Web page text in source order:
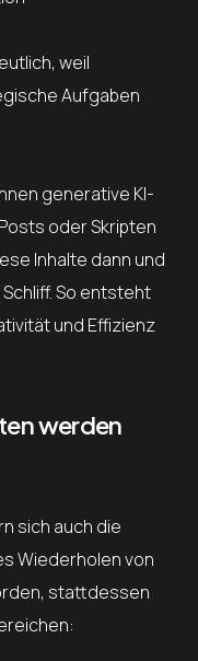
weil
Aufgaben
generative KI-
oder Skripten
Inhalte dann und
So entsteht
und Effizienz
werden
sich auch die
Wiederholen von
stattdessen